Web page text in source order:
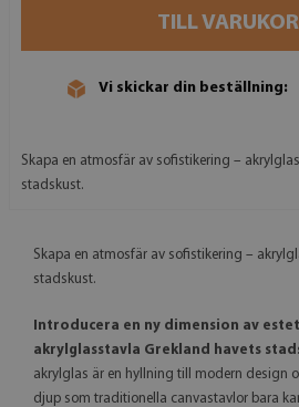
TILL
Vi skickar din beställning:
Skapa en atmosfär av sofistikering –
stadskust.
Skapa en atmosfär av sofistikering –
stadskust.
Introducera en ny dimension av
akrylglasstavla Grekland havets
akrylglas är en hyllning till modern design
djup som traditionella canvastavlor bara